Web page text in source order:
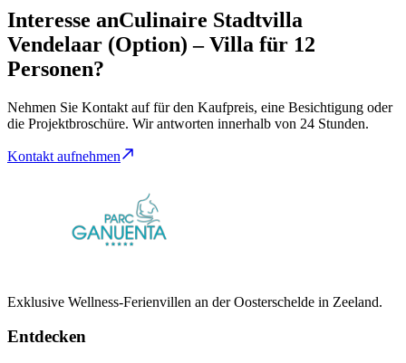
Interesse anCulinaire Stadtvilla
Vendelaar (Option) – Villa für 12
Personen?
Nehmen Sie Kontakt auf für den Kaufpreis, eine Besichtigung oder
die Projektbroschüre. Wir antworten innerhalb von 24 Stunden.
Kontakt aufnehmen
Exklusive Wellness-Ferienvillen an der Oosterschelde in Zeeland.
Entdecken